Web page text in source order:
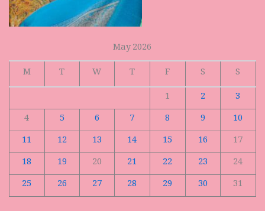
May 2026
M
T W T F S
S
1
2
3
4
5 6 7 8 9
10
11
12 13 14 15 16
17
18
19 20 21 22 23
24
25
26 27 28 29 30 31